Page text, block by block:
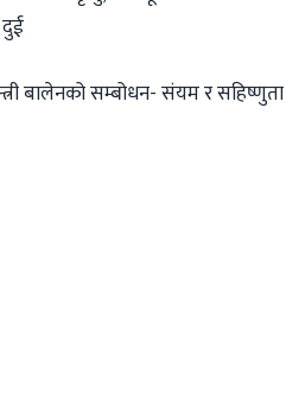
बालेनको सम्बोधन- संयम र सहिष्णुता